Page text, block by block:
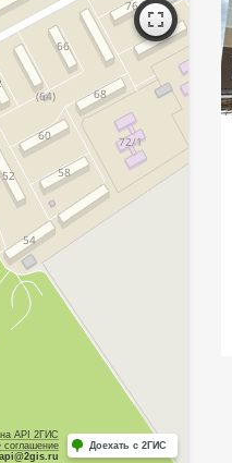
на API 2ГИС
соглашение
Доехать с 2ГИС